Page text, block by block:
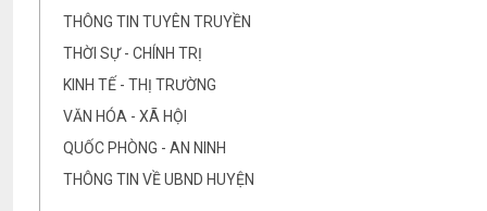
THÔNG TIN TUYÊN TRUYỀN
THỜI SỰ - CHÍNH TRỊ
KINH TẾ - THỊ TRƯỜNG
VĂN HÓA - XÃ HỘI
QUỐC PHÒNG - AN NINH
THÔNG TIN VỀ UBND HUYỆN